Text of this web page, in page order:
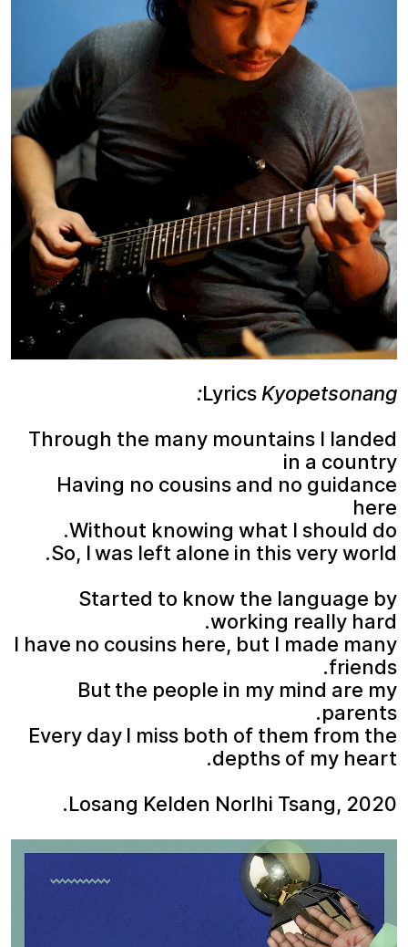
LyricsKyopetsonang:
Through the many mountains I landed
in a country
Having no cousins and no guidance
here
Without knowing what I should do.
So, I was left alone in this very world.
Started to know the language by
working really hard.
I have no cousins here, but I made many
friends.
But the people in my mind are my
parents.
Every day I miss both of them from the
depths of my heart.
Losang Kelden Norlhi Tsang, 2020.